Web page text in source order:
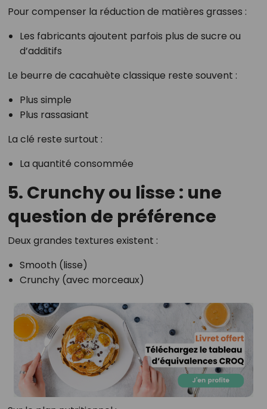
Pour compenser la réduction de matières grasses :
Les fabricants ajoutent parfois plus de sucre ou
d’additifs
Le beurre de cacahuète classique reste souvent :
Plus simple
Plus rassasiant
La clé reste surtout :
La quantité consommée
5. Crunchy ou lisse : une
question de préférence
Deux grandes textures existent :
Smooth (lisse)
Crunchy (avec morceaux)